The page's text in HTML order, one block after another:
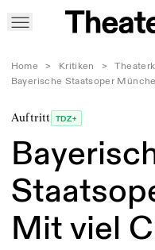
Home > Kritiken >
Bayerische Staatsoper
Auftritt TDZ+
Mit viel